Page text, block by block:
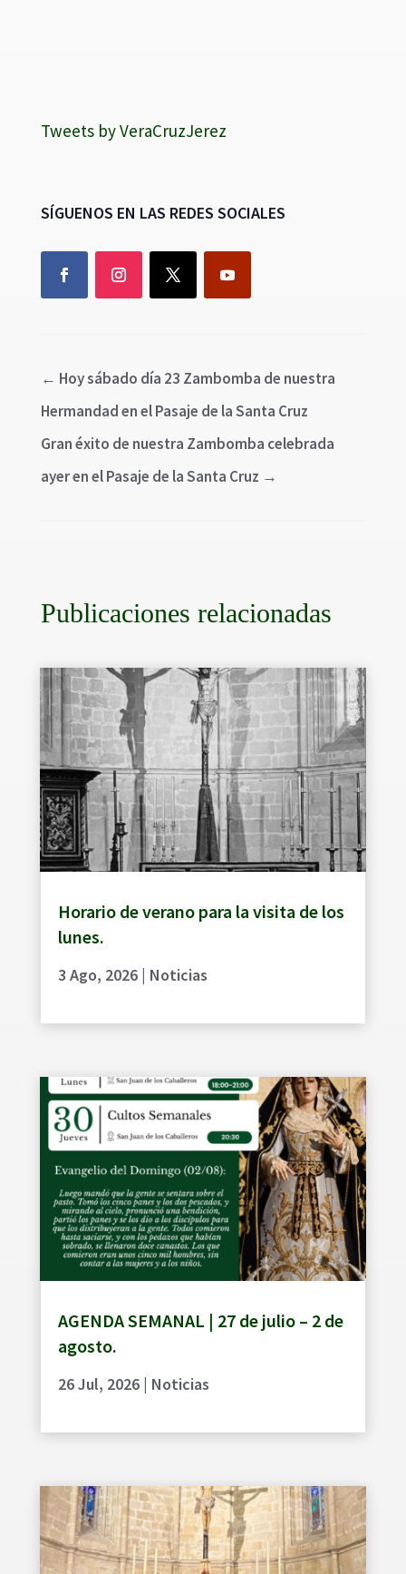
Tweets by VeraCruzJerez
SÍGUENOS EN LAS REDES SOCIALES
← Hoy sábado día 23 Zambomba de nuestra
Hermandad en el Pasaje de la Santa Cruz
Gran éxito de nuestra Zambomba celebrada
ayer en el Pasaje de la Santa Cruz →
Publicaciones relacionadas
Horario de verano para la visita de los
lunes.
3 Ago, 2026| Noticias
AGENDA SEMANAL | 27 de julio – 2 de
agosto.
26 Jul, 2026| Noticias